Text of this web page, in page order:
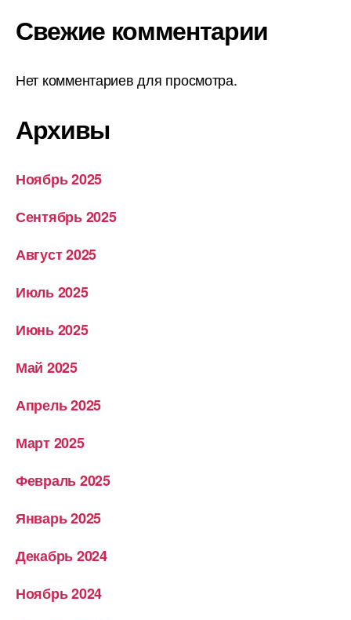
Свежие комментарии
Нет комментариев для просмотра.
Архивы
Ноябрь 2025
Сентябрь 2025
Август 2025
Июль 2025
Июнь 2025
Май 2025
Апрель 2025
Март 2025
Февраль 2025
Январь 2025
Декабрь 2024
Ноябрь 2024